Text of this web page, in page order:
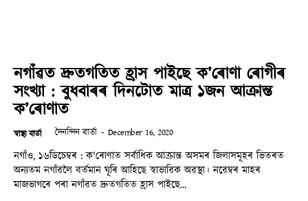
নগাঁৱত দ্ৰুতগতিত হ্ৰাস পাইছে ক’ৰোণা ৰোগীৰ
সংখ্যা : বুধবাৰৰ দিনটোত মাত্ৰ ১জন আক্ৰান্ত
ক’ৰোণাত
স্বাস্থ্য বাৰ্তা দৈনন্দিন বাৰ্তা - December 16, 2020
নগাঁও, ১৬ডিচেম্বৰ : ক'ৰোণাত সৰ্বাধিক আক্ৰান্ত অসমৰ জিলাসমূহৰ ভিতৰত
অন্যতম নগাঁৱলৈ বৰ্তমান ঘূৰি আহিছে স্বাভাৱিক অৱস্থা। নৱেম্বৰ মাহৰ
মাজভাগৰে পৰা নগাঁৱত দ্ৰুতগতিত হ্ৰাস পাইছে...